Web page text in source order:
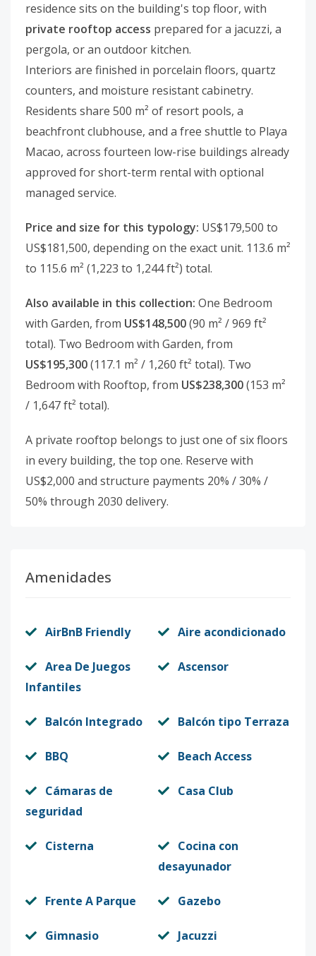
residence sits on the building's top floor, with
private rooftop access prepared for a jacuzzi, a
pergola, or an outdoor kitchen.
Interiors are finished in porcelain floors, quartz
counters, and moisture resistant cabinetry.
Residents share 500 m² of resort pools, a
beachfront clubhouse, and a free shuttle to Playa
Macao, across fourteen low-rise buildings already
approved for short-term rental with optional
managed service.
Price and size for this typology: US$179,500 to
US$181,500, depending on the exact unit. 113.6 m²
to 115.6 m² (1,223 to 1,244 ft²) total.
Also available in this collection: One Bedroom
with Garden, from US$148,500(90 m² / 969 ft²
total). Two Bedroom with Garden, from
US$195,300(117.1 m² / 1,260 ft² total). Two
Bedroom with Rooftop, from US$238,300(153 m²
/ 1,647 ft² total).
A private rooftop belongs to just one of six floors
in every building, the top one. Reserve with
US$2,000 and structure payments 20% / 30% /
50% through 2030 delivery.
Amenidades
AirBnB Friendly Aire acondicionado
Area De Juegos
Infantiles
Ascensor
Balcón Integrado Balcón tipo Terraza
BBQ Beach Access
Cámaras de
seguridad
Casa Club
Cisterna
Cocina con
desayunador
Frente A Parque Gazebo
Gimnasio Jacuzzi